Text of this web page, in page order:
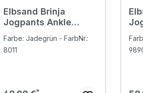
Elbsand Brinja
Jogpants Ankle
green
Farbe: Jadegrün - FarbNr.:
8011